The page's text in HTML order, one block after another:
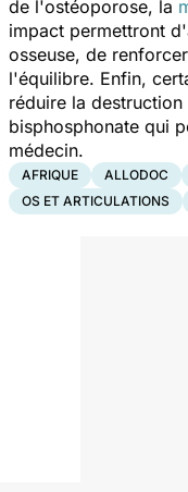
de l'ostéoporose, la
impact permettront
osseuse, de
l'équilibre. Enfin,
réduire la
bisphosphonate qui
médecin.
AFRIQUE ALLODOC
OS ET ARTICULATIONS